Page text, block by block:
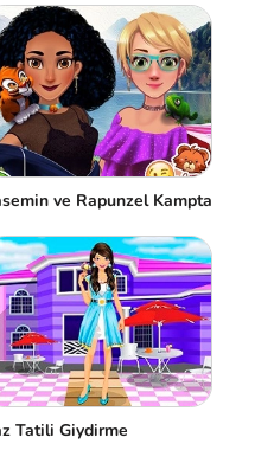
ve Rapunzel Kampta
Tatili Giydirme